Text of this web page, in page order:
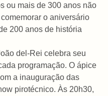
ou mais de 300 anos não
o aniversário
200 anos de história
del-Rei celebra seu
programação. O ápice
a inauguração das
pirotécnico. Às 20h30,